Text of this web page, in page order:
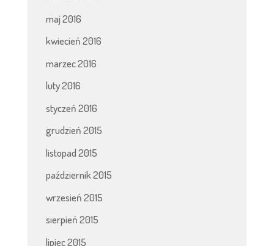
maj 2016
kwiecień 2016
marzec 2016
luty 2016
styczeń 2016
grudzień 2015
listopad 2015
październik 2015
wrzesień 2015
sierpień 2015
lipiec 2015